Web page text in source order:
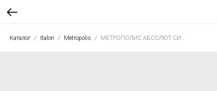
Каталог Italon Metropolis